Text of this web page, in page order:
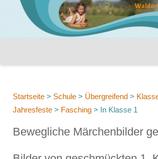
Startseite > Schule > Übergreifend >
Jahresfeste > Fasching > In Klasse 1
Bewegliche Märchenbilder